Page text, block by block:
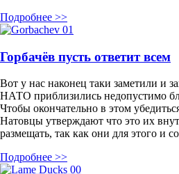
Подробнее >>
Горбачёв пусть ответит всем
Вот у нас наконец таки заметили и
НАТО приблизились недопустимо
Чтобы окончательно в этом
Натовцы утверждают что это их
размещать, так как они для этого и
Подробнее >>